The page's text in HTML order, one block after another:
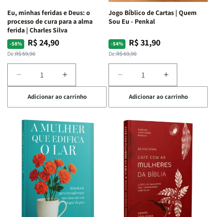
Espirituais
|
Estela
Espirituais
|
Eu, minhas feridas e Deus: o
processo de cura para a alma
ferida | Charles Silva
-58%
Preço
normal
De:R$ 59,90
Preço
promocional
R$ 24,90
Diminuir
a
quantidade
de
Eu,
minhas
feridas
e
Deus:
o
processo
de
cura
para
Aumentar
a
quantidade
de
Eu,
minhas
feridas
e
Deus:
o
processo
de
cura
para
Adicionar ao carrinho
Jogo Bíblico de Cartas | Quem
Sou Eu - Penkal
-54%
Preço
normal
De:R$ 69,90
Preço
promocional
R$ 31,90
Diminuir
a
quantidade
de
Jogo
Bíblico
de
Cartas
Quem
Sou
Eu
Penkal
Aumentar
a
quantidade
de
Jogo
Bíblico
Cartas
|
Quem
Sou
Eu
-
Penkal
Adicionar ao carrinho